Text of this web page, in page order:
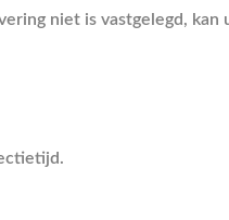
niet is vastgelegd, kan